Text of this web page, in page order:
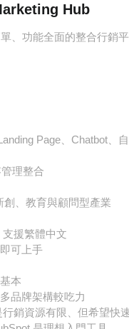
Hub
、功能全面的整合行銷
Page、Chatbot、
理整合
創、教育與顧問型產業
援繁體中文
可上手
本
品牌架構較吃力
銷資源有限、但希望快